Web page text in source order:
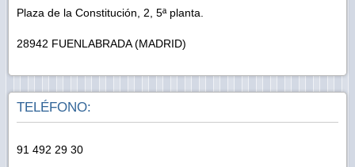
Plaza de la Constitución, 2, 5ª planta.
28942 FUENLABRADA (MADRID)
TELÉFONO:
91 492 29 30